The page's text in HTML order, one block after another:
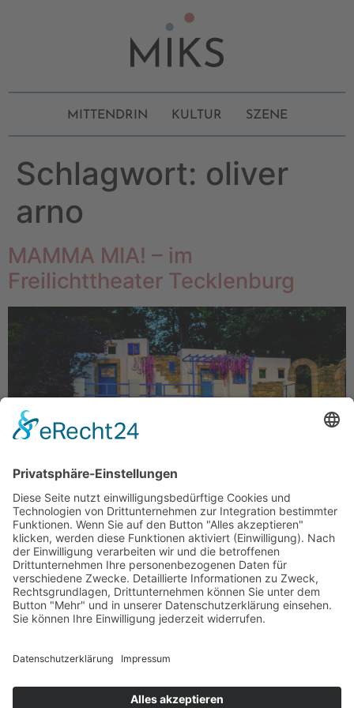
MITTENDRIN KULTUR SZENE
Schlagwort: oliver
arno
MAMMA MIA! – im
Freilichttheater Tecklenburg
Ein Genuss: Ensemble und Bühnenbild in Tecklenburg
(Foto: Holger Bulk) Rezept für einen perfekten Musical-
Sommer: Man nehme eine griechische Insel, eine oder
zwei (oder mehr) Liebesverwirrungen, eine entzückende
Menge illustrer Gäste. Gemixt mit einem grandiosen
(Giorgio Radoja) und mehr als stimmigen Kostümen